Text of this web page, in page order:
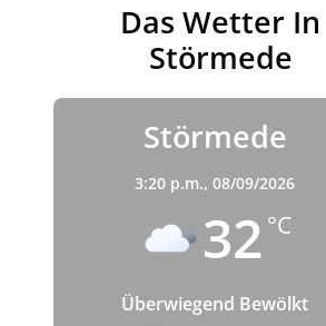
Das Wetter In
Störmede
Störmede
3:20 p.m., 08/09/2026
32 °C
Überwiegend Bewölkt